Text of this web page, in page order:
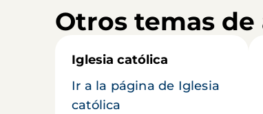
Otros temas
Iglesia católica
Ir a la página de Iglesia
católica